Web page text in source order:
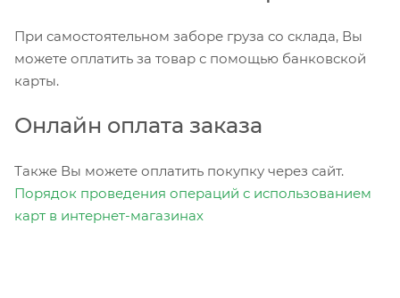
При самостоятельном заборе груза со склада, Вы
можете оплатить за товар с помощью банковской
карты.
Онлайн оплата заказа
Также Вы можете оплатить покупку через сайт.
Порядок проведения операций с использованием
карт в интернет-магазинах